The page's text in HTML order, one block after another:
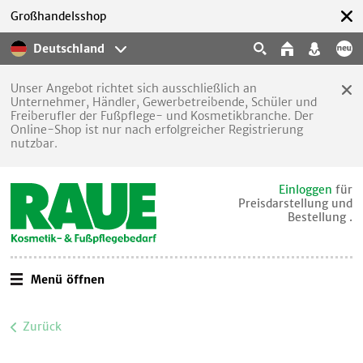
Deutschland
Großhandelsshop
Unser Angebot richtet sich ausschließlich an
Unternehmer, Händler, Gewerbetreibende, Schüler und
Freiberufler der Fußpflege- und Kosmetikbranche. Der
Online-Shop ist nur nach erfolgreicher Registrierung
nutzbar.
Einloggen für
Preisdarstellung und
Bestellung .
Menü öffnen
Zurück